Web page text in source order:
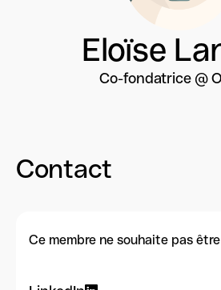
Eloïse
Co-fondatrice @
Contact
Ce membre ne souhaite pas